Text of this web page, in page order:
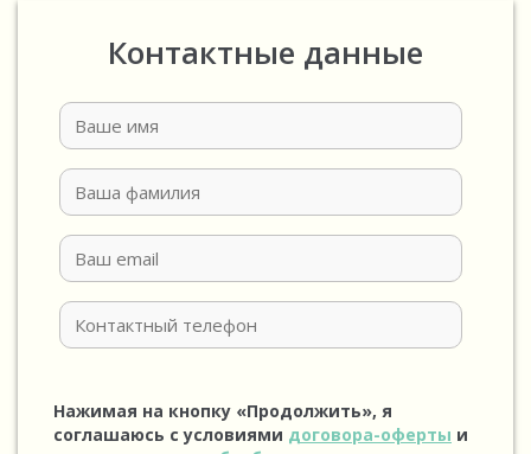
Контактные данные
Нажимая на кнопку «Продолжить», я
соглашаюсь с условиями договора-оферты и